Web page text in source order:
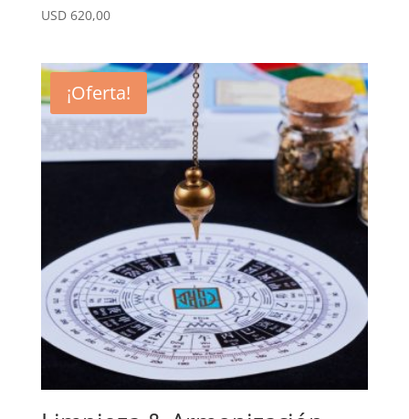
USD 620,00
¡Oferta!